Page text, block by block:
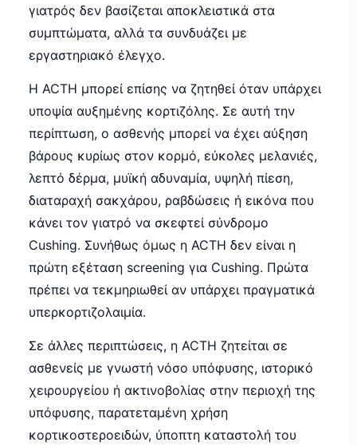
γιατρός δεν βασίζεται αποκλειστικά στα
συμπτώματα, αλλά τα συνδυάζει με
εργαστηριακό έλεγχο.
Η ACTH μπορεί επίσης να ζητηθεί όταν υπάρχει
υποψία αυξημένης κορτιζόλης. Σε αυτή την
περίπτωση, ο ασθενής μπορεί να έχει αύξηση
βάρους κυρίως στον κορμό, εύκολες μελανιές,
λεπτό δέρμα, μυϊκή αδυναμία, υψηλή πίεση,
διαταραχή σακχάρου, ραβδώσεις ή εικόνα που
κάνει τον γιατρό να σκεφτεί σύνδρομο
Cushing. Συνήθως όμως η ACTH δεν είναι η
πρώτη εξέταση screening για Cushing. Πρώτα
πρέπει να τεκμηριωθεί αν υπάρχει πραγματικά
υπερκορτιζολαιμία.
Σε άλλες περιπτώσεις, η ACTH ζητείται σε
ασθενείς με γνωστή νόσο υπόφυσης, ιστορικό
χειρουργείου ή ακτινοβολίας στην περιοχή της
υπόφυσης, παρατεταμένη χρήση
κορτικοστεροειδών, ύποπτη καταστολή του